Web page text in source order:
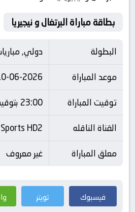
بطاقة مباراة البرتغال و نيجيريا
البطولة
دولي,
موعد المباراة
06-2026
توقيت المباراة
23:00 بتوقيت Asia/Riyadh
القناة الناقله
HD2
معلق المباراة
غير معروف
فيسبوك تويتر